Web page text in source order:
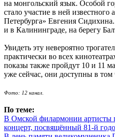
на монгольский язык. Особой
стало участие в ней известного
Петербурга» Евгения
и в Калининграде, на берегу
Увидеть эту невероятно
практически во всех
показы также пройдут 10 и 11
уже сейчас, они доступны в
Фото: 12 канал.
По теме:
В Омской филармонии артисты
концерт, посвящённый 81-й